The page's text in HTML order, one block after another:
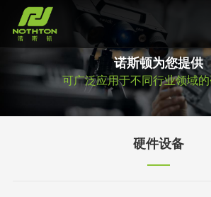
诺斯顿为您提供
可广泛应用于不同行业领域
硬件设备